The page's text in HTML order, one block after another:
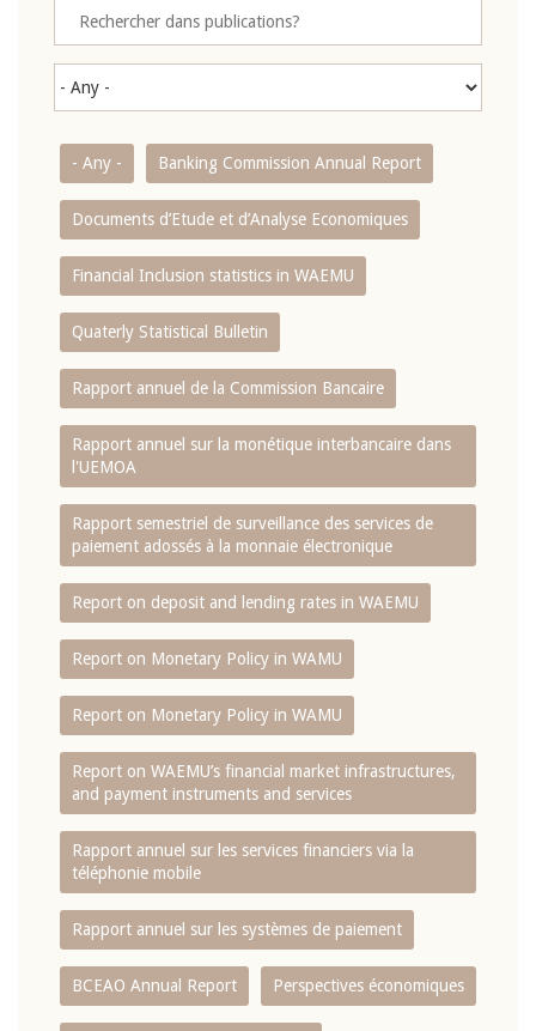
- Any - Banking Commission Annual Report
Documents d’Etude et d’Analyse Economiques
Financial Inclusion statistics in WAEMU
Quaterly Statistical Bulletin
Rapport annuel de la Commission Bancaire
Rapport annuel sur la monétique interbancaire dans
l'UEMOA
Rapport semestriel de surveillance des services de
paiement adossés à la monnaie électronique
Report on deposit and lending rates in WAEMU
Report on Monetary Policy in WAMU
Report on Monetary Policy in WAMU
Report on WAEMU’s financial market infrastructures,
and payment instruments and services
Rapport annuel sur les services financiers via la
téléphonie mobile
Rapport annuel sur les systèmes de paiement
BCEAO Annual Report Perspectives économiques